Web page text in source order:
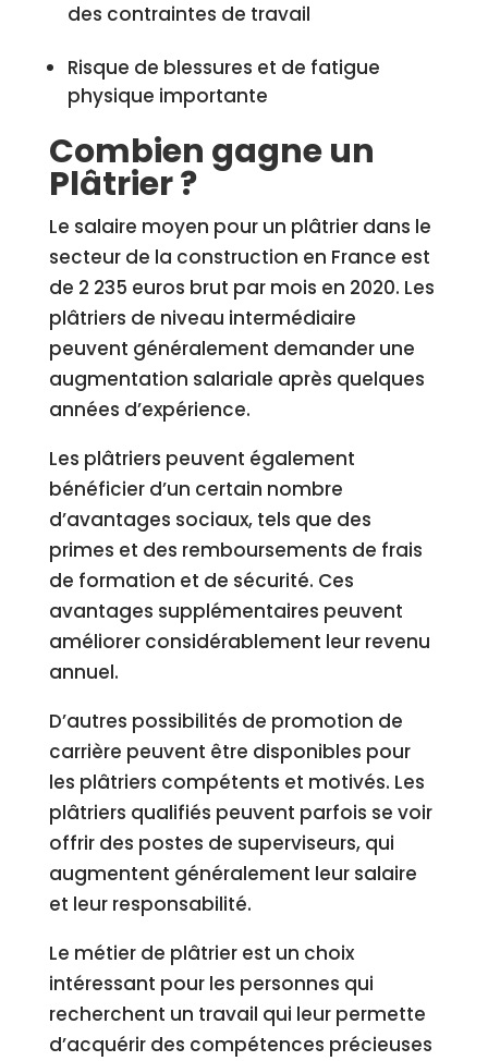
des contraintes de travail
Risque de blessures et de fatigue
physique importante
Combien gagne un
Plâtrier ?
Le salaire moyen pour un plâtrier dans le
secteur de la construction en France est
de 2 235 euros brut par mois en 2020. Les
plâtriers de niveau intermédiaire
peuvent généralement demander une
augmentation salariale après quelques
années d’expérience.
Les plâtriers peuvent également
bénéficier d’un certain nombre
d’avantages sociaux, tels que des
primes et des remboursements de frais
de formation et de sécurité. Ces
avantages supplémentaires peuvent
améliorer considérablement leur revenu
annuel.
D’autres possibilités de promotion de
carrière peuvent être disponibles pour
les plâtriers compétents et motivés. Les
plâtriers qualifiés peuvent parfois se voir
offrir des postes de superviseurs, qui
augmentent généralement leur salaire
et leur responsabilité.
Le métier de plâtrier est un choix
intéressant pour les personnes qui
recherchent un travail qui leur permette
d’acquérir des compétences précieuses